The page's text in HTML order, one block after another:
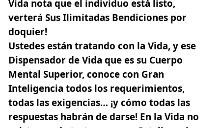
Vida nota que el individuo está listo,
verterá Sus Ilimitadas Bendiciones por
doquier!
Ustedes están tratando con la Vida, y ese
Dispensador de Vida que es su Cuerpo
Mental Superior, conoce con Gran
Inteligencia todos los requerimientos,
todas las exigencias… ¡y cómo todas las
respuestas habrán de darse! En la Vida no